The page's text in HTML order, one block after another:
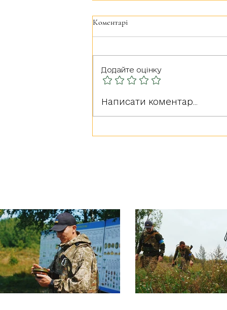
Герої серед нас: РУДА
Коментарі
Додайте оцінку
Написати коментар...